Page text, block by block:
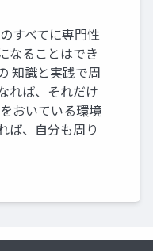
すべてに専門性
なることはでき
知識と実践で周
れば、それだけ
おいている環境
ば、自分も周り